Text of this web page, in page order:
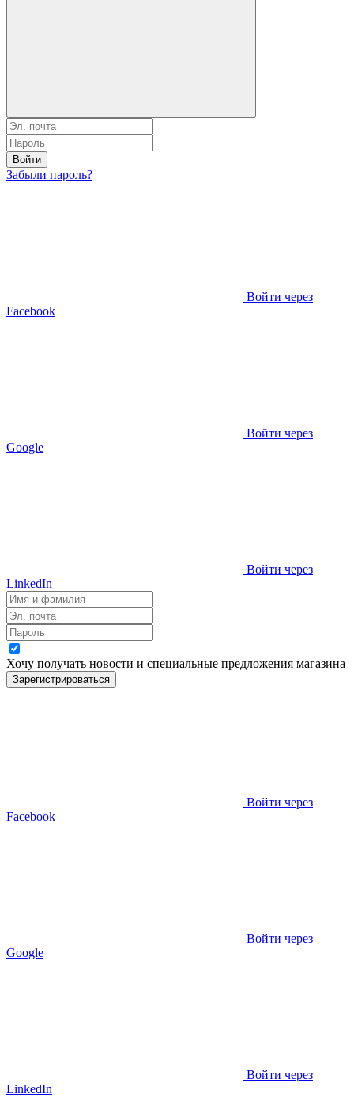
Войти
Забыли пароль?
Войти через
Facebook
Войти через
Google
Войти через
LinkedIn
Хочу получать новости и специальные предложения магазина
Зарегистрироваться
Войти через
Facebook
Войти через
Google
Войти через
LinkedIn